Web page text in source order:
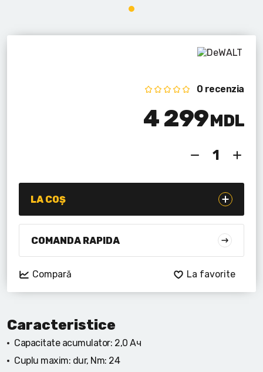
Caracteristice
Capacitate acumulator: 2,0 Ач
Cuplu maxim: dur, Nm: 24
0 recenzia
4 299MDL
LA COȘ
COMANDA RAPIDA
Compară La favorite